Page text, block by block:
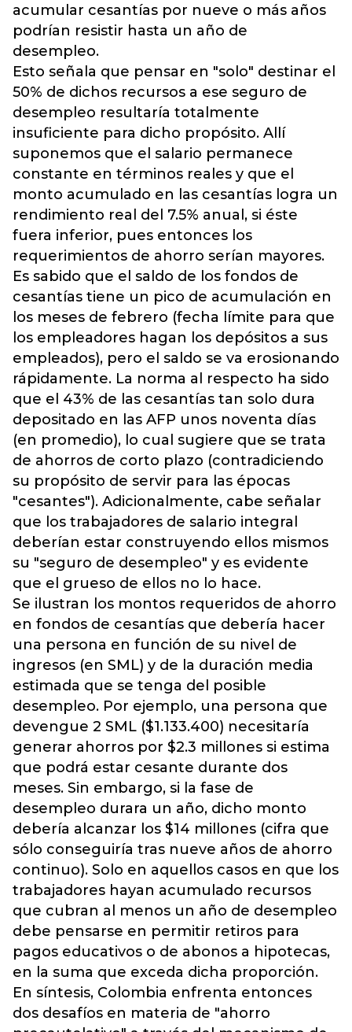
acumular cesantías por nueve o más años
podrían resistir hasta un año de
desempleo.
Esto señala que pensar en "solo" destinar el
50% de dichos recursos a ese seguro de
desempleo resultaría totalmente
insuficiente para dicho propósito. Allí
suponemos que el salario permanece
constante en términos reales y que el
monto acumulado en las cesantías logra un
rendimiento real del 7.5% anual, si éste
fuera inferior, pues entonces los
requerimientos de ahorro serían mayores.
Es sabido que el saldo de los fondos de
cesantías tiene un pico de acumulación en
los meses de febrero (fecha límite para que
los empleadores hagan los depósitos a sus
empleados), pero el saldo se va erosionando
rápidamente. La norma al respecto ha sido
que el 43% de las cesantías tan solo dura
depositado en las AFP unos noventa días
(en promedio), lo cual sugiere que se trata
de ahorros de corto plazo (contradiciendo
su propósito de servir para las épocas
"cesantes"). Adicionalmente, cabe señalar
que los trabajadores de salario integral
deberían estar construyendo ellos mismos
su "seguro de desempleo" y es evidente
que el grueso de ellos no lo hace.
Se ilustran los montos requeridos de ahorro
en fondos de cesantías que debería hacer
una persona en función de su nivel de
ingresos (en SML) y de la duración media
estimada que se tenga del posible
desempleo. Por ejemplo, una persona que
devengue 2 SML ($1.133.400) necesitaría
generar ahorros por $2.3 millones si estima
que podrá estar cesante durante dos
meses. Sin embargo, si la fase de
desempleo durara un año, dicho monto
debería alcanzar los $14 millones (cifra que
sólo conseguiría tras nueve años de ahorro
continuo). Solo en aquellos casos en que los
trabajadores hayan acumulado recursos
que cubran al menos un año de desempleo
debe pensarse en permitir retiros para
pagos educativos o de abonos a hipotecas,
en la suma que exceda dicha proporción.
En síntesis, Colombia enfrenta entonces
dos desafíos en materia de "ahorro